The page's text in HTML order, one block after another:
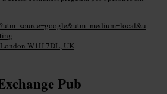
W1H 7DL, UK
Pub